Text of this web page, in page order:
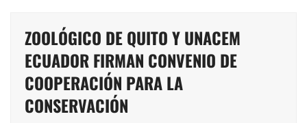
ZOOLÓGICO DE QUITO Y UNACEM
ECUADOR FIRMAN CONVENIO DE
COOPERACIÓN PARA LA
CONSERVACIÓN